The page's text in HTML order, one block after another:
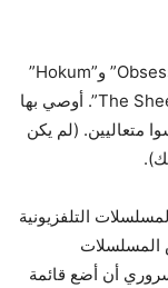
كانت هناك بعض الأفلام الجيدة حقًا، مثل “Obsession” و”Hokum”
و”Project Hail Mary” ونعم، “The Sheep Detectives”. أوصي بها
متعاليين. (لم يكن
التلفزيونية
الآن في عام 2026. وبعض المسلسلات
أن أضع قائمة